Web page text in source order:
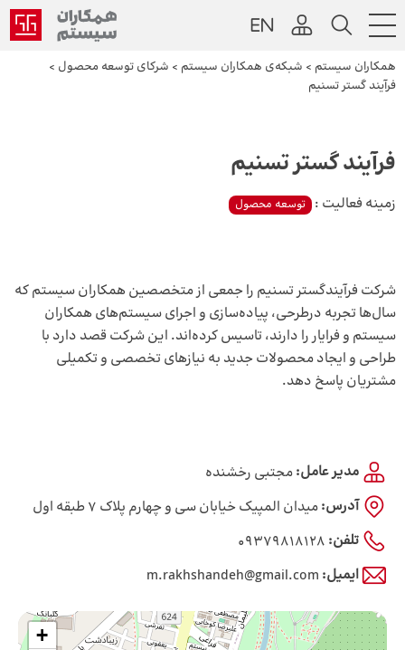
همکاران سیستم > شبکه‌ی همکاران سیستم > شرکای توسعه محصول >
فرآیند گستر تسنیم
فرآیند گستر تسنیم
زمینه فعالیت : توسعه محصول
شرکت فرآیندگستر تسنیم را جمعی از متخصصین همکاران سیستم که
سال‌ها تجربه درطرحی، پیاده‌سازی و اجرای سیستم‌های همکاران
سیستم و فرایار را دارند، تاسیس کرده‌اند. این شرکت قصد دارد با
طراحی و ایجاد محصولات جدید به نیازهای تخصصی و تکمیلی
مشتریان پاسخ دهد.
مدیر عامل:مجتبی رخشنده
آدرس:میدان المپیک خیابان سی و چهارم پلاک 7 طبقه اول
تلفن: 09379818128
ایمیل: m.rakhshandeh@gmail.com
+